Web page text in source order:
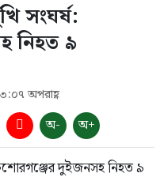
সংঘর্ষ:
নিহত ৯
অপরাহ্ণ
অ- অ+